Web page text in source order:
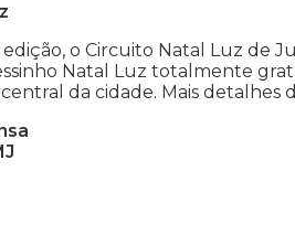
o Circuito Natal Luz de
Natal Luz totalmente
da cidade. Mais detalhes